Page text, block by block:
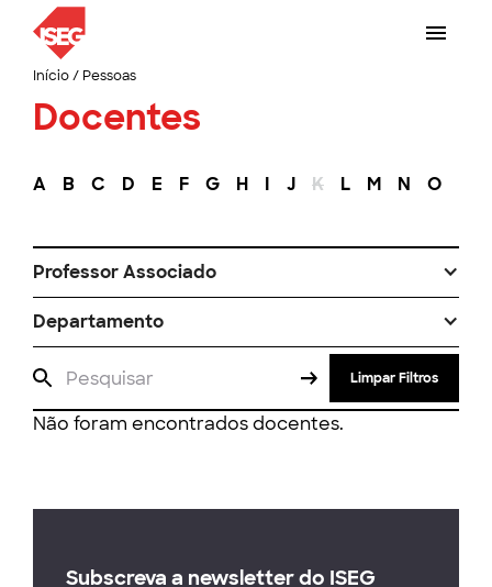
Início/ Pessoas
Docentes
A B C D E F G H I J K L M N O
Professor Associado
Departamento
Limpar Filtros
Não foram encontrados docentes.
Subscreva a newsletter do ISEG